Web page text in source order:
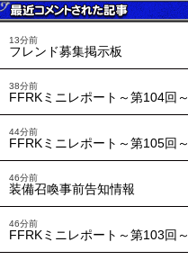
13分前
フレンド募集掲示板
38分前
FFRKミニレポート～第104回～
44分前
FFRKミニレポート～第105回～
46分前
装備召喚事前告知情報
46分前
FFRKミニレポート～第103回～